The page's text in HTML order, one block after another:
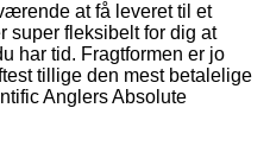
at få leveret til et
super fleksibelt for dig at
har tid. Fragtformen er jo
tillige den mest betalelige
Anglers Absolute